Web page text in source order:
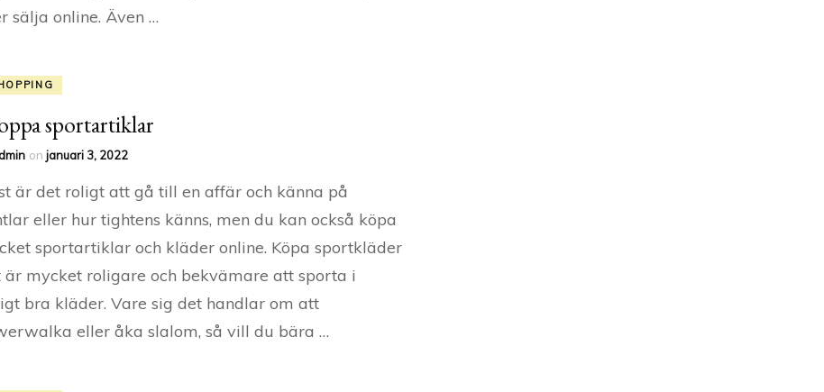
sälja online. Även …
sportartiklar
on januari 3, 2022
är det roligt att gå till en affär och känna på
eller hur tightens känns, men du kan också köpa
sportartiklar och kläder online. Köpa sportkläder
är mycket roligare och bekvämare att sporta i
bra kläder. Vare sig det handlar om att
eller åka slalom, så vill du bära …